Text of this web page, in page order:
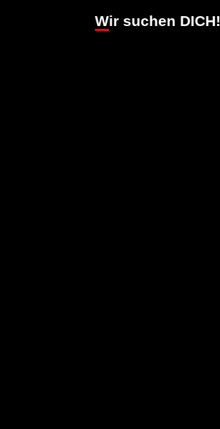
Wir suchen DICH!